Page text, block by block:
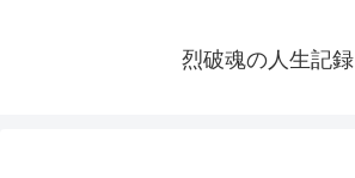
烈破魂の人生記録